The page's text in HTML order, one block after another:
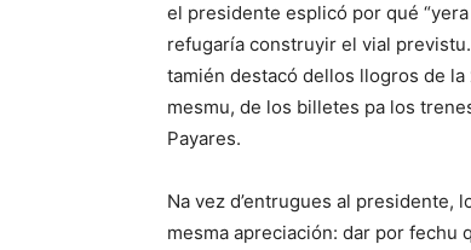
el presidente esplicó por qué
refugaría construyir el vial
tamién destacó dellos llogros de
mesmu, de los billetes pa los
Payares.
Na vez d’entrugues al presidente,
mesma apreciación: dar por fechu